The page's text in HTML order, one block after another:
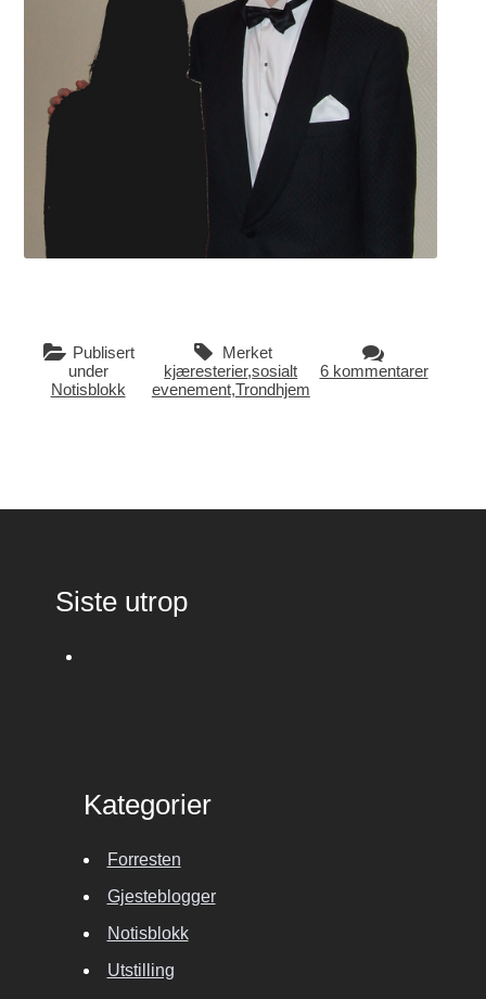
Publisert
under
Notisblokk
Merket
kjæresterier,sosialt
evenement,Trondhjem
6 kommentarer
Siste utrop
Kategorier
Forresten
Gjesteblogger
Notisblokk
Utstilling